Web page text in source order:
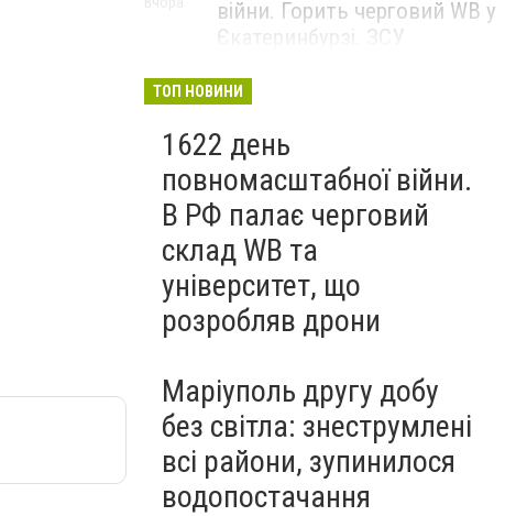
війни. Горить черговий WB у
Єкатеринбурзі. ЗСУ
Маріуполі
ТОП НОВИНИ
1622 день
повномасштабної війни.
В РФ палає черговий
склад WB та
університет, що
розробляв дрони
Маріуполь другу добу
без світла: знеструмлені
всі райони, зупинилося
водопостачання